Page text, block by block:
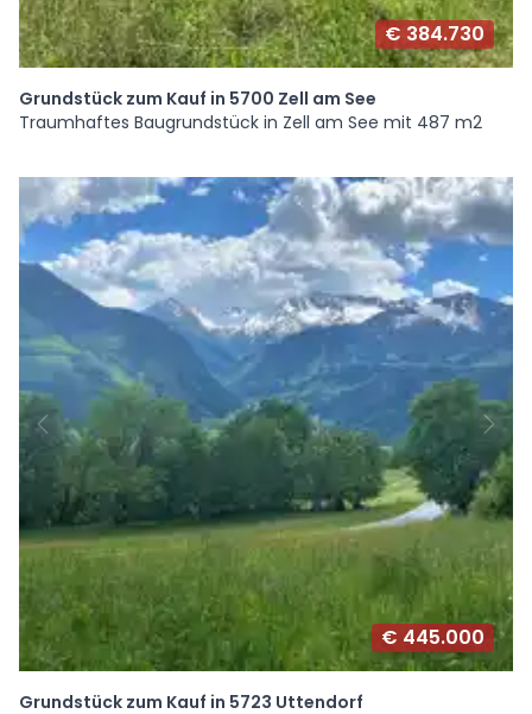
€ 384.730
Grundstück zum Kauf in 5700 Zell am See
Traumhaftes Baugrundstück in Zell am See mit 487 m2
€ 445.000
Grundstück zum Kauf in 5723 Uttendorf